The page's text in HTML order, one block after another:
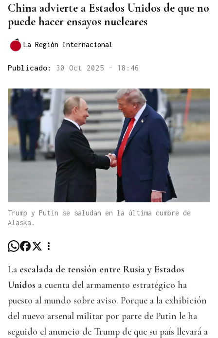
China advierte a Estados Unidos de que no
puede hacer ensayos nucleares
La Región Internacional
Publicado: 30 Oct 2025 - 18:46
Trump y Putin se saludan en la última cumbre de
Alaska.
La escalada de tensión entre Rusia y Estados
Unidos a cuenta del armamento estratégico ha
puesto al mundo sobre aviso. Porque a la exhibición
del nuevo arsenal militar por parte de Putin le ha
seguido el anuncio de Trump de que su país llevará a